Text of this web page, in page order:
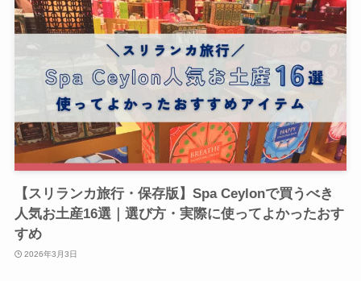
【スリランカ旅行・保存版】Spa Ceylonで買うべき
人気お土産16選｜選び方・実際に使ってよかったおす
すめ
2026年3月3日